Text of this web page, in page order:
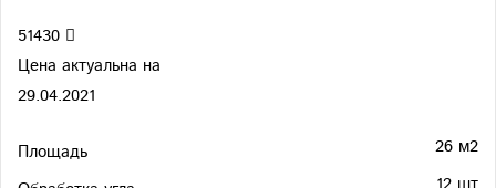
51430
Цена актуальна на
29.04.2021
Площадь
26 м2